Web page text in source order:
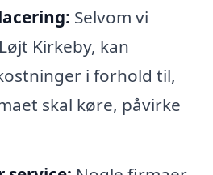
Selvom vi
Kirkeby, kan
i forhold til,
skal køre, påvirke